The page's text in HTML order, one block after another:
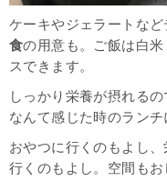
ケーキやジェラートなど
食の用意も。ご飯は白
スできます。
しっかり栄養が摂れる
なんて感じた時のランチ
おやつに行くのもよし
行くのもよし。空間も